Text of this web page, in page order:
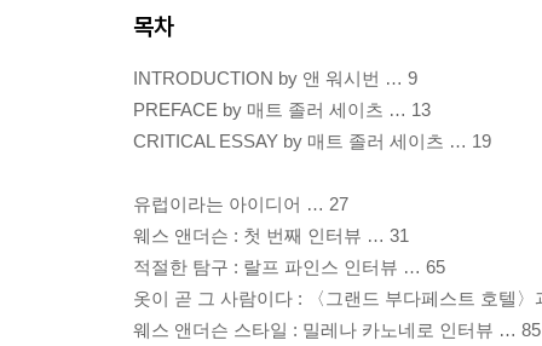
목차
INTRODUCTION by 앤 워시번 … 9
PREFACE by 매트 졸러 세이츠 … 13
CRITICAL ESSAY by 매트 졸러 세이츠 … 19
유럽이라는 아이디어 … 27
웨스 앤더슨 : 첫 번째 인터뷰 … 31
적절한 탐구 : 랄프 파인스 인터뷰 … 65
옷이 곧 그 사람이다 : 〈그랜드 부다페스트 호텔
웨스 앤더슨 스타일 : 밀레나 카노네로 인터뷰 … 85